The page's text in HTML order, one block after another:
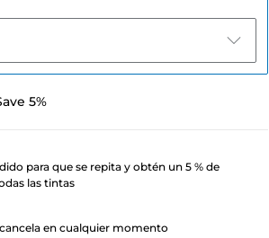
5%
para que se repita y obtén un 5 % de
las tintas
en cualquier momento